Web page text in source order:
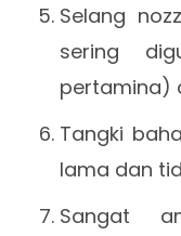
Selang
sering
pertamina)
Tangki
lama dan
Sangat